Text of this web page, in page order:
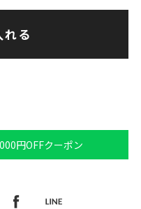
れる
円OFFクーポン